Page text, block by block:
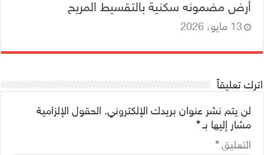
أرض مضمونه سكنية بالتقسيط المريح
13 مايو، 2026
اترك تعليقاً
لن يتم نشر عنوان بريدك الإلكتروني. الحقول الإلزامية
مشار إليها بـ*
التعليق*